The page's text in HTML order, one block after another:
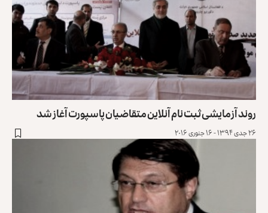
روند آزمایشی ثبت نام آنلاین متقاضیان پاسپورت آغاز شد
۲۶ جدی ۱۳۹۴ - ۱۶ جنوری ۲۰۱۶